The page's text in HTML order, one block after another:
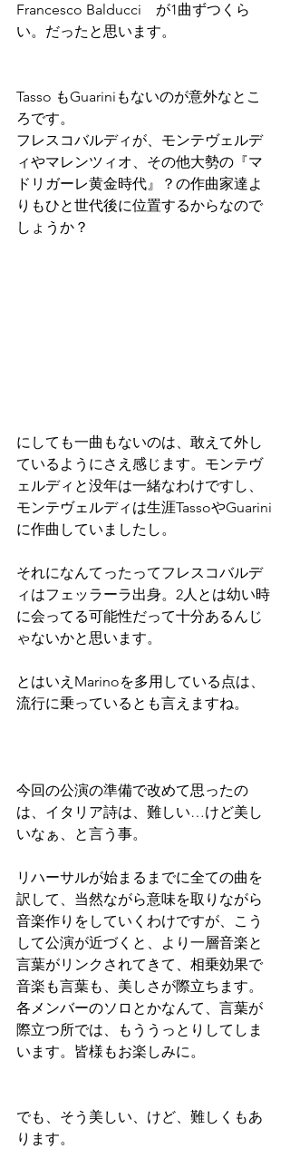
Francesco Balducci　が1曲ずつくら
い。だったと思います。
Tasso もGuariniもないのが意外なとこ
ろです。
フレスコバルディが、モンテヴェルデ
ィやマレンツィオ、その他大勢の『マ
ドリガーレ黄金時代』？の作曲家達よ
りもひと世代後に位置するからなので
しょうか？
にしても一曲もないのは、敢えて外し
ているようにさえ感じます。モンテヴ
ェルディと没年は一緒なわけですし、
モンテヴェルディは生涯TassoやGuarini
に作曲していましたし。
それになんてったってフレスコバルデ
ィはフェッラーラ出身。2人とは幼い時
に会ってる可能性だって十分あるんじ
ゃないかと思います。
とはいえMarinoを多用している点は、
流行に乗っているとも言えますね。
今回の公演の準備で改めて思ったの
は、イタリア詩は、難しい…けど美し
いなぁ、と言う事。
リハーサルが始まるまでに全ての曲を
訳して、当然ながら意味を取りながら
音楽作りをしていくわけですが、こう
して公演が近づくと、より一層音楽と
言葉がリンクされてきて、相乗効果で
音楽も言葉も、美しさが際立ちます。
各メンバーのソロとかなんて、言葉が
際立つ所では、もううっとりしてしま
います。皆様もお楽しみに。
でも、そう美しい、けど、難しくもあ
ります。